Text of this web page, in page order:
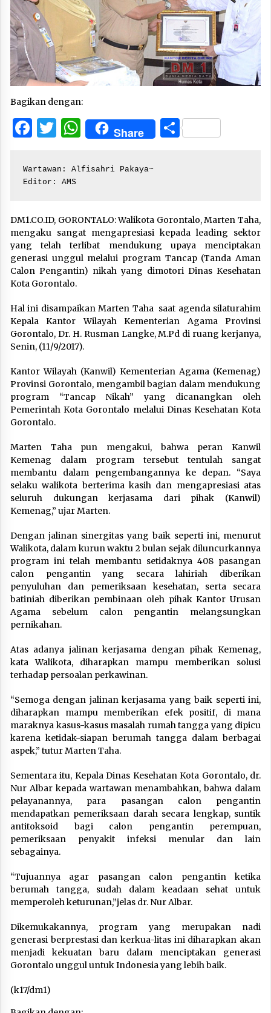
Bagikan dengan:
Facebook
Twitter
WhatsApp
Share Share
Wartawan: Alfisahri Pakaya~
Editor: AMS
DM1.CO.ID, GORONTALO: Walikota Gorontalo, Marten Taha,
mengaku sangat mengapresiasi kepada leading sektor
yang telah terlibat mendukung upaya menciptakan
generasi unggul melalui program Tancap (Tanda Aman
Calon Pengantin) nikah yang dimotori Dinas Kesehatan
Kota Gorontalo.
Hal ini disampaikan Marten Taha saat agenda silaturahim
Kepala Kantor Wilayah Kementerian Agama Provinsi
Gorontalo, Dr. H. Rusman Langke, M.Pd di ruang kerjanya,
Senin, (11/9/2017).
Kantor Wilayah (Kanwil) Kementerian Agama (Kemenag)
Provinsi Gorontalo, mengambil bagian dalam mendukung
program “Tancap Nikah” yang dicanangkan oleh
Pemerintah Kota Gorontalo melalui Dinas Kesehatan Kota
Gorontalo.
Marten Taha pun mengakui, bahwa peran Kanwil
Kemenag dalam program tersebut tentulah sangat
membantu dalam pengembangannya ke depan. “Saya
selaku walikota berterima kasih dan mengapresiasi atas
seluruh dukungan kerjasama dari pihak (Kanwil)
Kemenag,” ujar Marten.
Dengan jalinan sinergitas yang baik seperti ini, menurut
Walikota, dalam kurun waktu 2 bulan sejak diluncurkannya
program ini telah membantu setidaknya 408 pasangan
calon pengantin yang secara lahiriah diberikan
penyuluhan dan pemeriksaan kesehatan, serta secara
batiniah diberikan pembinaan oleh pihak Kantor Urusan
Agama sebelum calon pengantin melangsungkan
pernikahan.
Atas adanya jalinan kerjasama dengan pihak Kemenag,
kata Walikota, diharapkan mampu memberikan solusi
terhadap persoalan perkawinan.
“Semoga dengan jalinan kerjasama yang baik seperti ini,
diharapkan mampu memberikan efek positif, di mana
maraknya kasus-kasus masalah rumah tangga yang dipicu
karena ketidak-siapan berumah tangga dalam berbagai
aspek,” tutur Marten Taha.
Sementara itu, Kepala Dinas Kesehatan Kota Gorontalo, dr.
Nur Albar kepada wartawan menambahkan, bahwa dalam
pelayanannya, para pasangan calon pengantin
mendapatkan pemeriksaan darah secara lengkap, suntik
antitoksoid bagi calon pengantin perempuan,
pemeriksaan penyakit infeksi menular dan lain
sebagainya.
“Tujuannya agar pasangan calon pengantin ketika
berumah tangga, sudah dalam keadaan sehat untuk
memperoleh keturunan,”jelas dr. Nur Albar.
Dikemukakannya, program yang merupakan nadi
generasi berprestasi dan kerkua-litas ini diharapkan akan
menjadi kekuatan baru dalam menciptakan generasi
Gorontalo unggul untuk Indonesia yang lebih baik.
(k17/dm1)